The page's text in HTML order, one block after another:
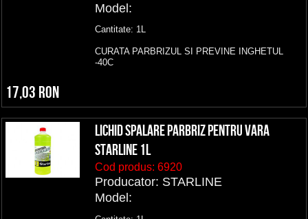
Model:
Cantitate: 1L
CURATA PARBRIZUL SI PREVINE INGHETUL
-40C
17,03 RON
Lichid spalare parbriz pentru vara
STARLINE 1L
Cod produs: 6920
Producator: STARLINE
Model: